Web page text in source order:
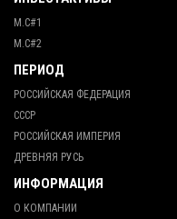
М.С#1
М.С#2
ПЕРИОД
РОССИЙСКАЯ ФЕДЕРАЦИЯ
СССР
РОССИЙСКАЯ ИМПЕРИЯ
ДРЕВНЯЯ РУСЬ
ИНФОРМАЦИЯ
О КОМПАНИИ